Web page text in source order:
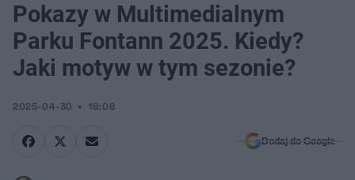
tym sezonie?
Pokazy w Multimedialnym
Parku Fontann 2025. Kiedy?
Jaki motyw w tym sezonie?
2025-04-30 18:08
Dodaj do Google